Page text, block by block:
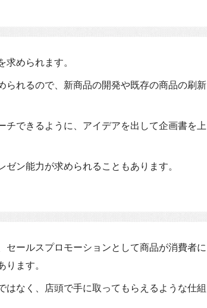
められます。
られるので、新商品の開発や既存の商品の刷新
できるように、アイデアを出して企画書を上
ン能力が求められることもあります。
ールスプロモーションとして商品が消費者に
ます。
なく、店頭で手に取ってもらえるような仕組